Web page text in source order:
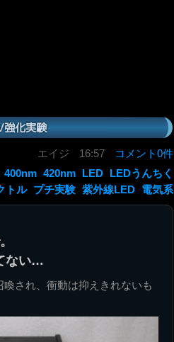
強化実験
エイジ 16:57
コメント0件
400nm 420nm LED LEDうんちく
トル プチ実験 紫外線LED 電気系
ない…
され、衝動は抑えきれないも